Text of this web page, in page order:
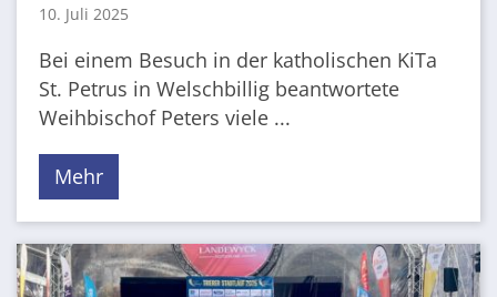
10. Juli 2025
Bei einem Besuch in der katholischen KiTa
St. Petrus in Welschbillig beantwortete
Weihbischof Peters viele ...
Mehr